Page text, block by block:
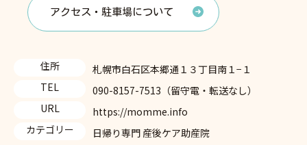
アクセス・駐車場について
住所
札幌市白石区本郷通１３丁目南１−１
TEL
090-8157-7513（留守電・転送なし）
URL
https://momme.info
カテゴリー
日帰り専門 産後ケア助産院